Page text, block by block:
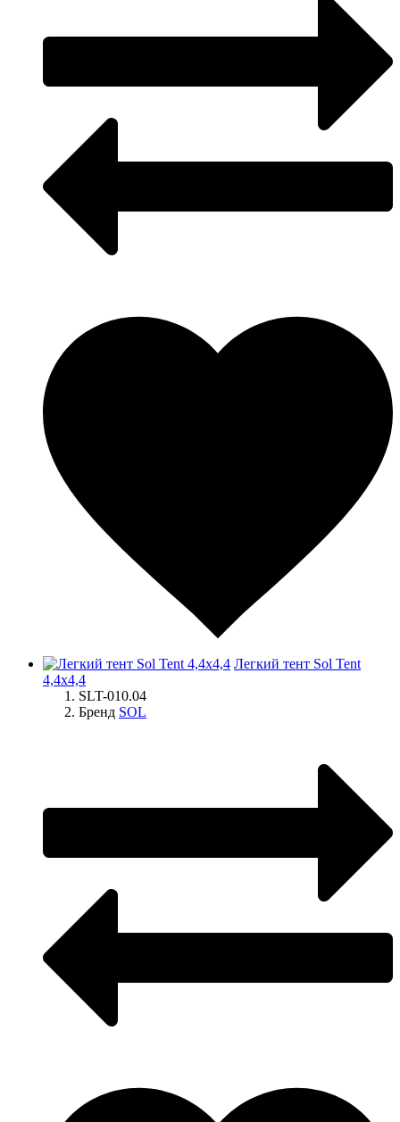
Легкий тент Sol Tent
4,4x4,4
SLT-010.04
Бренд SOL